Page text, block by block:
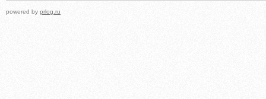
powered by prlog.ru